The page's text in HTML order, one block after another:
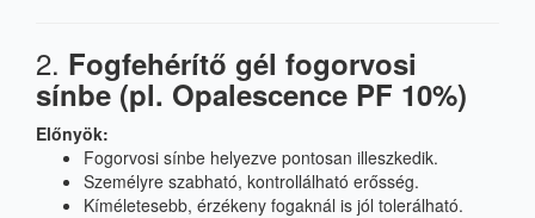
2. Fogfehérítő gél fogorvosi
sínbe (pl. Opalescence PF 10%)
Előnyök:
Fogorvosi sínbe helyezve pontosan illeszkedik.
Személyre szabható, kontrollálható erősség.
Kíméletesebb, érzékeny fogaknál is jól tolerálható.